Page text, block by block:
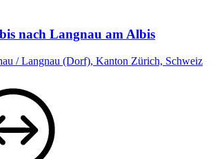
nach Langnau am Albis
/ Langnau (Dorf), Kanton Zürich, Schweiz